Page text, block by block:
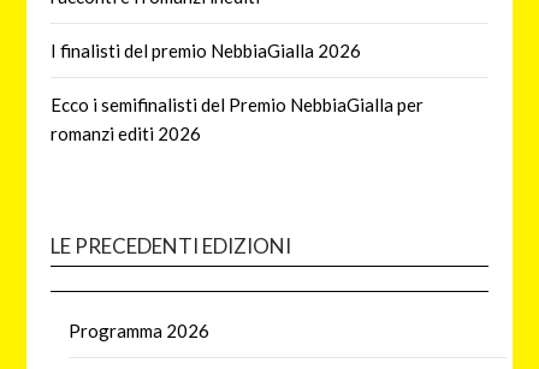
I finalisti del premio NebbiaGialla 2026
Ecco i semifinalisti del Premio NebbiaGialla per
romanzi editi 2026
LE PRECEDENTI EDIZIONI
Programma 2026